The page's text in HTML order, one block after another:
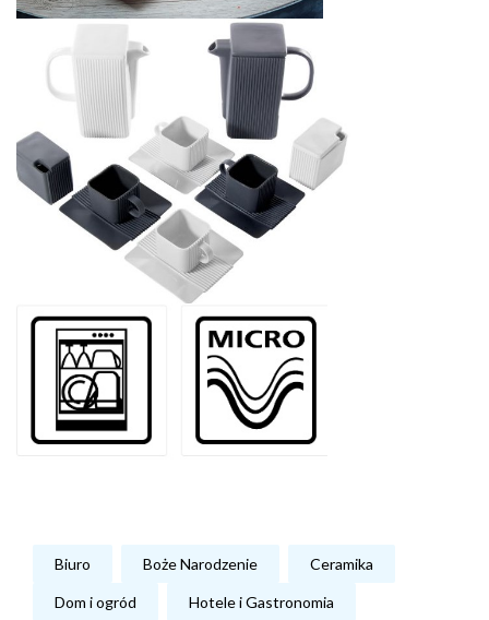
Biuro Boże Narodzenie Ceramika
Dom i ogród Hotele i Gastronomia